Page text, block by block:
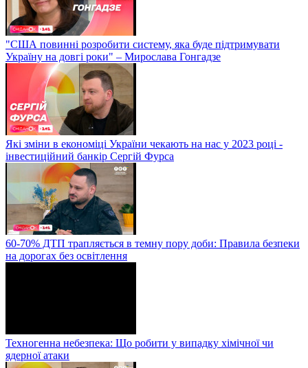
"США повинні розробити систему, яка буде підтримувати
Україну на довгі роки" – Мирослава Гонгадзе
Які зміни в економіці України чекають на нас у 2023 році -
інвестиційний банкір Сергій Фурса
60-70% ДТП трапляється в темну пору доби: Правила безпеки
на дорогах без освітлення
Техногенна небезпека: Що робити у випадку хімічної чи
ядерної атаки